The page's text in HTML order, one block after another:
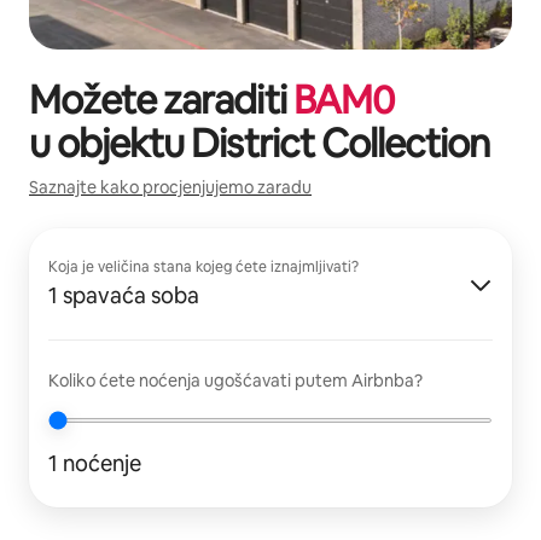
Možete zaraditiBAM0
u objektuDistrict Collection
Saznajte kako procjenjujemo zaradu
Koja je veličina stana kojeg ćete iznajmljivati?
1 spavaća soba
Koliko ćete noćenja ugošćavati putem Airbnba?
1 noćenje